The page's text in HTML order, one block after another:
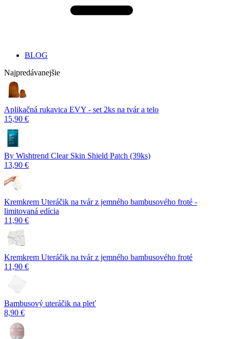
BLOG
Najpredávanejšie
Aplikačná rukavica EVY - set 2ks na tvár a telo
15,90 €
By Wishtrend Clear Skin Shield Patch (39ks)
13,90 €
Kremkrem Uteráčik na tvár z jemného bambusového froté -
limitovaná edícia
11,90 €
Kremkrem Uteráčik na tvár z jemného bambusového froté
11,90 €
Bambusový uteráčik na pleť
8,90 €